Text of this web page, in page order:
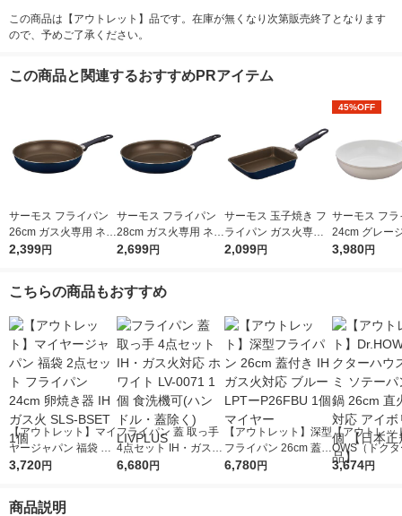
この商品は【アウトレット】品です。在庫が無くなり次第販売終了となります
ので、予めご了承ください。
この商品と関連するおすすめPRアイテム
サーモス フライパン
26cm ガス火専用 ネイ
ビー KFI-026 NVY 1個
2,399円
サーモス フライパン
28cm ガス火専用 ネイ
ビー KFI-028 NVY 1個
2,699円
サーモス 玉子焼き フ
ライパン ガス火専用
ネイビー KFI-013E N
2,099円
45%OFF
サーモス フラ
24cm グレー
ガス火対応
3,980円
こちらの商品もおすすめ
【アウトレット】マイ
ヤージャパン 福袋 2
点セット フライパン
3,720円
フライパン 蓋 取っ手
4点セット IH・ガス火
対応 ホワイト LV-007
6,680円
【アウトレット】深型
フライパン 26cm 蓋付
き IH ガス火対応 ブル
6,780円
【アウトレッ
OWS（ドク
ス）ルミ ソテ
3,674円
商品説明